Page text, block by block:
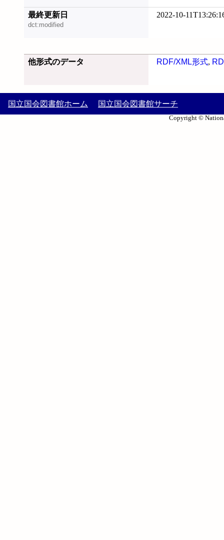
最終更新日
dct:modified
2022-10-
他形式のデータ RDF/XML形式,
国立国会図書館ホーム 国立国会図書館サーチ
Copyright ©